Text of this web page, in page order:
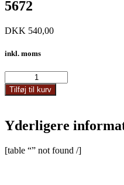
5672
DKK 540,00
inkl. moms
antal
Tilføj til kurv
Yderligere
[table “” not found /]